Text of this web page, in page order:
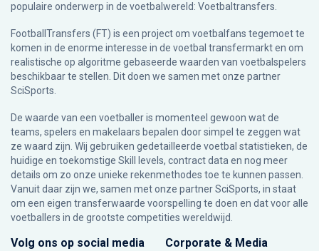
populaire onderwerp in de voetbalwereld: Voetbaltransfers.
FootballTransfers (FT) is een project om voetbalfans tegemoet te
komen in de enorme interesse in de voetbal transfermarkt en om
realistische op algoritme gebaseerde waarden van voetbalspelers
beschikbaar te stellen. Dit doen we samen met onze partner
SciSports
De waarde van een voetballer is momenteel gewoon wat de
teams, spelers en makelaars bepalen door simpel te zeggen wat
ze waard zijn. Wij gebruiken gedetailleerde voetbal statistieken, de
huidige en toekomstige Skill levels, contract data en nog meer
details om zo onze unieke rekenmethodes toe te kunnen passen.
Vanuit daar zijn we, samen met onze partner SciSports, in staat
om een eigen transferwaarde voorspelling te doen en dat voor alle
voetballers in de grootste competities wereldwijd.
Volg ons op social media Corporate & Media